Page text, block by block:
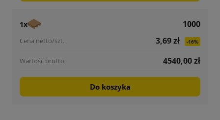
1x
1000
3,69 zł
-16%
4540,00 zł
Do koszyka